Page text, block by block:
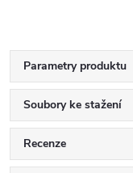
Parametry produktu
Soubory ke stažení
Recenze